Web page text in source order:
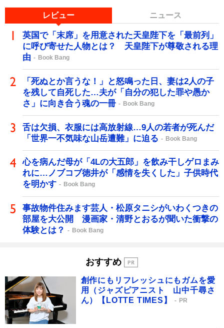
レビュー ニュース
英国で「末席」を用意された天皇陛下を「最前列」
に呼び寄せた人物とは？ 天皇陛下が尊敬される理
由
Book Bang
「死ぬとか言うな！」と怒鳴った日、妻は2人の子
を残して自死した…夫が「自分の犯した罪や愚か
さ」に向き合う魂の一冊
Book Bang
舌は欠損、衣服には高放射線…9人の若者が死んだ
「世界一不気味な山岳遭難」に迫る
Book Bang
心を病んだ母が「4Lの大五郎」を飲み干しゲロまみ
れに…ノブコブ徳井が「感情を失くした」子供時代
を明かす
Book Bang
事故物件住みます芸人・松原タニシがいわくつきの
部屋を大公開 漫画家・清野とおるが聞いた衝撃の
体験とは？
Book Bang
おすすめ
創作にもリフレッシュにもガムを愛
用（ジャズピアニスト 山中千尋さ
ん）【LOTTE TIMES】
PR